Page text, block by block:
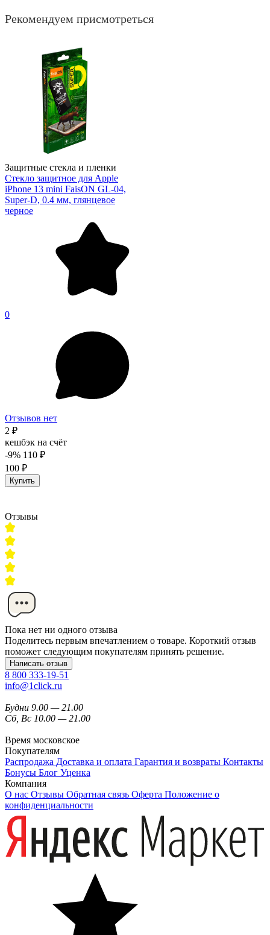
Рекомендуем присмотреться
Защитные стекла и пленки
Стекло защитное для Apple
iPhone 13 mini FaisON GL-04,
Super-D, 0.4 мм, глянцевое
черное
0
Отзывов нет
2 ₽
кешбэк на счёт
-9% 110 ₽
100 ₽
Купить
Отзывы
Пока нет ни одного отзыва
Поделитесь первым впечатлением о товаре. Короткий отзыв
поможет следующим покупателям принять решение.
Написать отзыв
8 800 333-19-51
info@1click.ru
Будни 9.00 — 21.00
Сб, Вс 10.00 — 21.00
Время московское
Покупателям
Распродажа Доставка и оплата Гарантия и возвраты Контакты
Бонусы Блог Уценка
Компания
О нас Отзывы Обратная связь Оферта Положение о
конфиденциальности